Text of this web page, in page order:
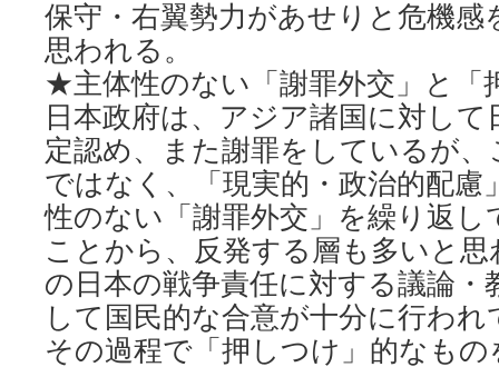
保守・右翼勢力があせりと危機
思われる。
★主体性のない「謝罪外交」と「
日本政府は、アジア諸国に対し
定認め、また謝罪をしているが
ではなく、「現実的・政治的配慮
性のない「謝罪外交」を繰り返
ことから、反発する層も多いと
の日本の戦争責任に対する議論・
して国民的な合意が十分に行わ
その過程で「押しつけ」的なも